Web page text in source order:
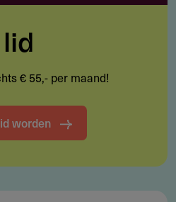
€ 55,- per maand!
worden